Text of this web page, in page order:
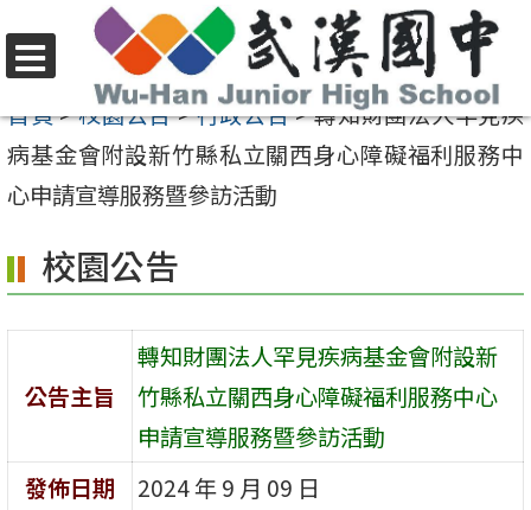
至
要
內
區
選
單
首頁>校園公告>行政公告>轉知財團法人罕見疾
病基金會附設新竹縣私立關西身心障礙福利服務中
心申請宣導服務暨參訪活動
校園公告
公告主旨
轉知財團法人罕見疾病基金會附設新
竹縣私立關西身心障礙福利服務中心
申請宣導服務暨參訪活動
發佈日期
2024 年 9 月 09 日